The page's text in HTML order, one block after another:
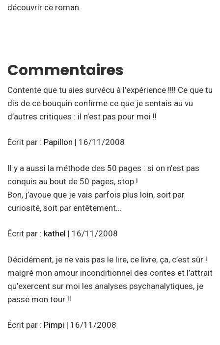
découvrir ce roman.
Commentaires
Contente que tu aies survécu à l’expérience !!!! Ce que tu
dis de ce bouquin confirme ce que je sentais au vu
d’autres critiques : il n’est pas pour moi !!
Écrit par : Papillon | 16/11/2008
Il y a aussi la méthode des 50 pages : si on n’est pas
conquis au bout de 50 pages, stop !
Bon, j’avoue que je vais parfois plus loin, soit par
curiosité, soit par entêtement…
Écrit par : kathel | 16/11/2008
Décidément, je ne vais pas le lire, ce livre, ça, c’est sûr !
malgré mon amour inconditionnel des contes et l’attrait
qu’exercent sur moi les analyses psychanalytiques, je
passe mon tour !!
Écrit par : Pimpi | 16/11/2008